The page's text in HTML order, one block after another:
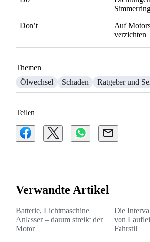
Don’t
Auf
verzichten
Themen
Ölwechsel
Schaden Ratgeber und
Teilen
Verwandte Artikel
Batterie, Lichtmaschine,
Anlasser – darum streikt der
Motor
Die
von
Fahrstil